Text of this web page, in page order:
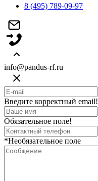
8 (495) 789-09-97
info@pandus-rf.ru
Введите корректный email!
Обязательное поле!
*Необязательное поле